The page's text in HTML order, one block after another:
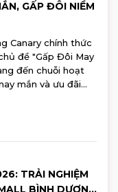
GẤP ĐÔI NIỀM
Canary chính thức
đề "Gấp Đôi May
đến chuỗi hoạt
mắn và ưu đãi
TRẢI NGHIỆM